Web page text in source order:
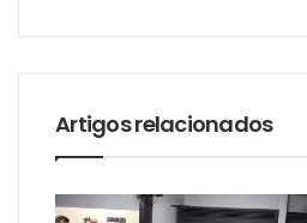
Artigos relacionados